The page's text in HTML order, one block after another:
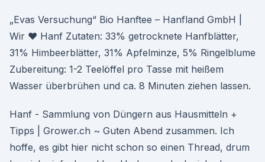
„Evas Versuchung“ Bio Hanftee – Hanfland GmbH |
Wir ♥ Hanf Zutaten: 33% getrocknete Hanfblätter,
31% Himbeerblätter, 31% Apfelminze, 5% Ringelblume
Zubereitung: 1-2 Teelöffel pro Tasse mit heißem
Wasser überbrühen und ca. 8 Minuten ziehen lassen.
Hanf - Sammlung von Düngern aus Hausmitteln +
Tipps | Grower.ch ~ Guten Abend zusammen. Ich
hoffe, es gibt hier nicht schon so einen Thread, drum